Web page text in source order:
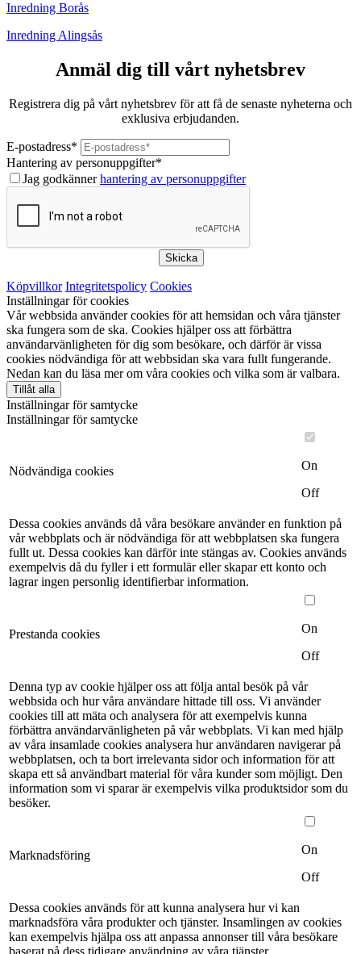
Inredning Borås
Inredning Alingsås
Anmäl dig till vårt nyhetsbrev
Registrera dig på vårt nyhetsbrev för att få de senaste nyheterna och
exklusiva erbjudanden.
E-postadress*
Hantering av personuppgifter*
Jag godkännerhantering av personuppgifter
Skicka
Köpvillkor Integritetspolicy Cookies
Inställningar för cookies
Vår webbsida använder cookies för att hemsidan och våra tjänster
ska fungera som de ska. Cookies hjälper oss att förbättra
användarvänligheten för dig som besökare, och därför är vissa
cookies nödvändiga för att webbsidan ska vara fullt fungerande.
Nedan kan du läsa mer om våra cookies och vilka som är valbara.
Tillåt alla
Inställningar för samtycke
Inställningar för samtycke
Nödvändiga cookies
On
Off
Dessa cookies används då våra besökare använder en funktion på
vår webbplats och är nödvändiga för att webbplatsen ska fungera
fullt ut. Dessa cookies kan därför inte stängas av. Cookies används
exempelvis då du fyller i ett formulär eller skapar ett konto och
lagrar ingen personlig identifierbar information.
Prestanda cookies
On
Off
Denna typ av cookie hjälper oss att följa antal besök på vår
webbsida och hur våra användare hittade till oss. Vi använder
cookies till att mäta och analysera för att exempelvis kunna
förbättra användarvänligheten på vår webbplats. Vi kan med hjälp
av våra insamlade cookies analysera hur användaren navigerar på
webbplatsen, och ta bort irrelevanta sidor och information för att
skapa ett så användbart material för våra kunder som möjligt. Den
information som vi sparar är exempelvis vilka produktsidor som du
besöker.
Marknadsföring
On
Off
Dessa cookies används för att kunna analysera hur vi kan
marknadsföra våra produkter och tjänster. Insamlingen av cookies
kan exempelvis hjälpa oss att anpassa annonser till våra besökare
baserat på dess tidigare användning av våra tjänster.